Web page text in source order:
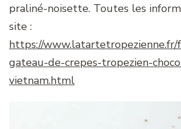
praliné-noisette. Toutes les
site :
https://www.latartetropezienne.fr/
gateau-de-crepes-tropezien-
vietnam.html